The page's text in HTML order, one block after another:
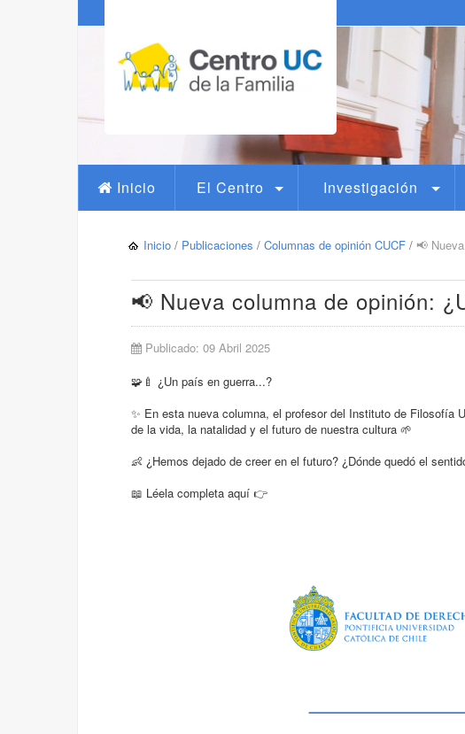
Inicio El Centro Investigación
Inicio / Publicaciones / Columnas de opinión CUCF / 📢
📢 Nueva columna de opinión:
Publicado: 09 Abril 2025
🧩🍼 ¿Un país en guerra...?
✨ En esta nueva columna, el profesor del Instituto de Filosofía
de la vida, la natalidad y el futuro de nuestra cultura 🌱
👶 ¿Hemos dejado de creer en el futuro? ¿Dónde quedó el
📖 Léela completa aquí 👉